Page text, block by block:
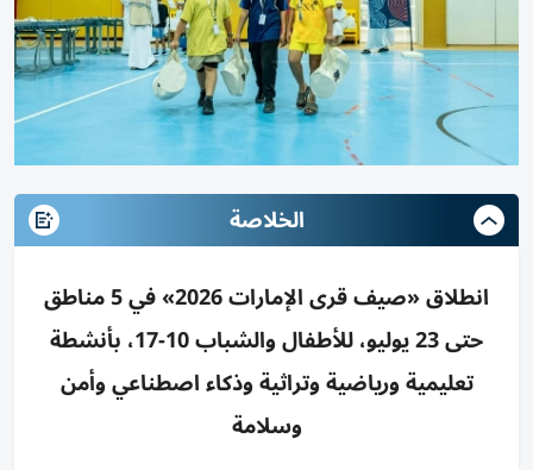
الخلاصة
انطلاق «صيف قرى الإمارات 2026» في 5 مناطق
حتى 23 يوليو، للأطفال والشباب 10-17، بأنشطة
تعليمية ورياضية وتراثية وذكاء اصطناعي وأمن
وسلامة